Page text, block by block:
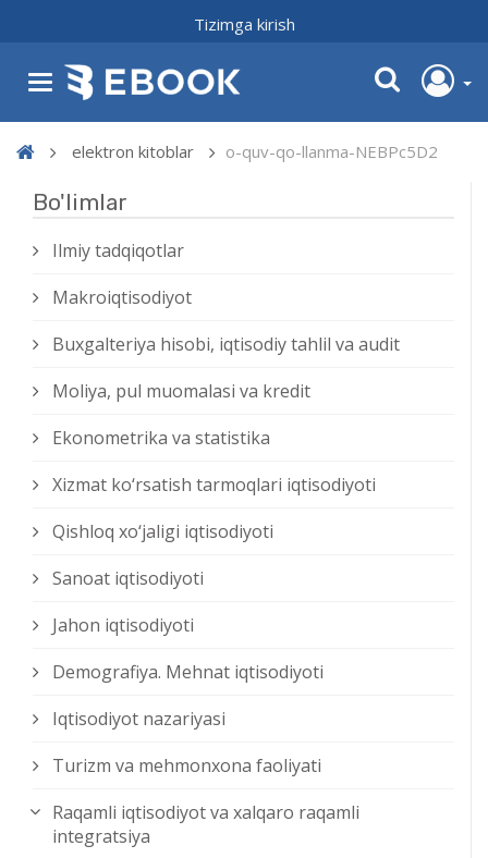
Tizimga kirish
elektron kitoblar o-quv-qo-llanma-NEBPc5D2
Bo'limlar
Ilmiy tadqiqotlar
Makroiqtisodiyot
Buxgalteriya hisobi, iqtisodiy tahlil va audit
Moliya, pul muomalasi va kredit
Ekonometrika va statistika
Xizmat kо‘rsatish tarmoqlari iqtisodiyoti
Qishloq xо‘jaligi iqtisodiyoti
Sanoat iqtisodiyoti
Jahon iqtisodiyoti
Demografiya. Mehnat iqtisodiyoti
Iqtisodiyot nazariyasi
Turizm va mehmonxona faoliyati
Raqamli iqtisodiyot va xalqaro raqamli
integratsiya